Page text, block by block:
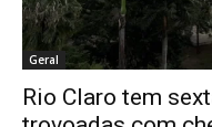
Geral
Rio Claro tem